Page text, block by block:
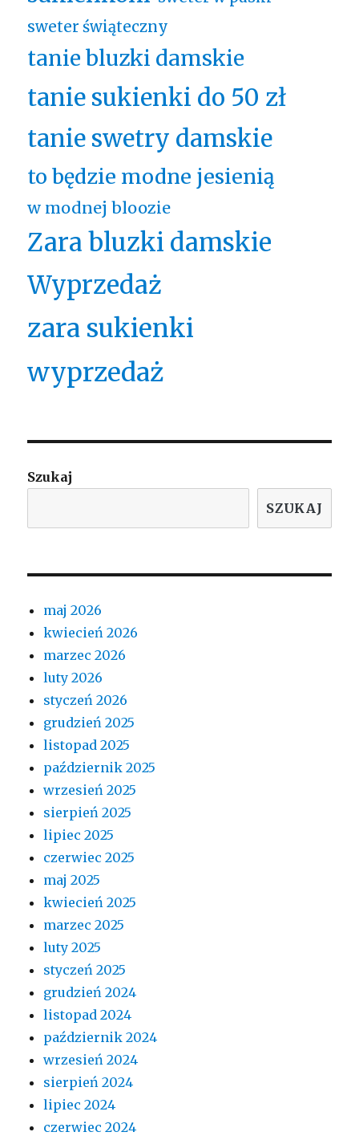
sweter świąteczny
tanie bluzki damskie
tanie sukienki do 50 zł
tanie swetry damskie
to będzie modne jesienią
w modnej bloozie
Zara bluzki damskie
Wyprzedaż
zara sukienki
wyprzedaż
Szukaj
SZUKAJ
maj 2026
kwiecień 2026
marzec 2026
luty 2026
styczeń 2026
grudzień 2025
listopad 2025
październik 2025
wrzesień 2025
sierpień 2025
lipiec 2025
czerwiec 2025
maj 2025
kwiecień 2025
marzec 2025
luty 2025
styczeń 2025
grudzień 2024
listopad 2024
październik 2024
wrzesień 2024
sierpień 2024
lipiec 2024
czerwiec 2024